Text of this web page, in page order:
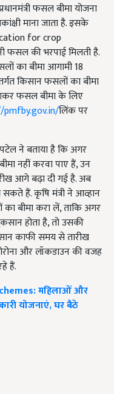
फसल बीमा योजना
माना जाता है. इसके
for crop
की भरपाई मिलती है.
का बीमा आगामी 18
किसान फसलों का बीमा
फसल बीमा के लिए
लिंक पर
ने बताया है कि अगर
नहीं करवा पाए हैं, उन
आगे बढ़ा दी गई है. अब
हैं. कृषि मंत्री ने आव्हान
बीमा करा लें, ताकि अगर
होता है, तो उसकी
काफी समय से तारीख
और लॉकडाउन की वजह
हैं.
महिलाओं और
योजनाएं, घर बैठे